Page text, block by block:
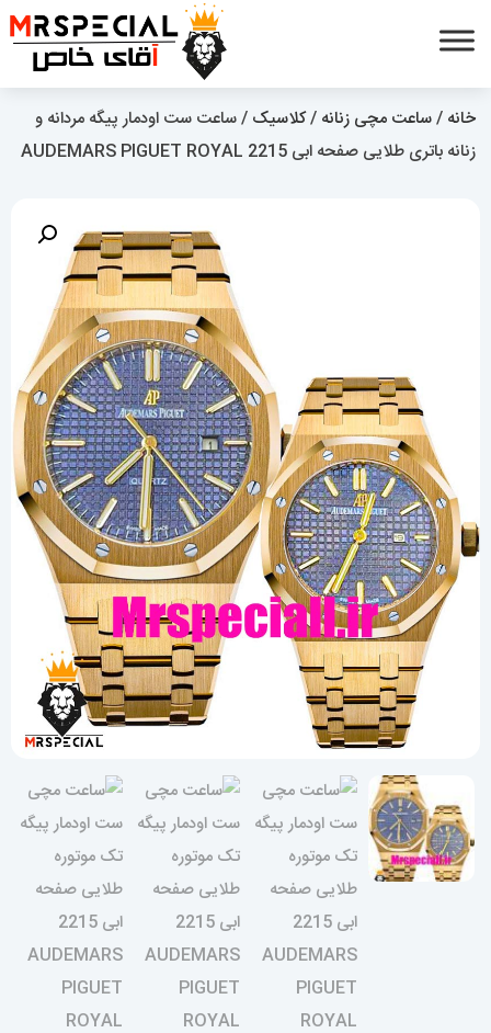
خانه /ساعت مچی زنانه /کلاسیک / ساعت ست اودمار پیگه مردانه و
زنانه باتری طلایی صفحه ابی 2215 AUDEMARS PIGUET ROYAL